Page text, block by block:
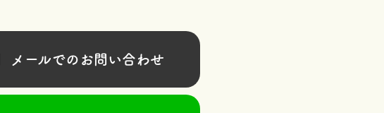
ルでのお問い合わせ